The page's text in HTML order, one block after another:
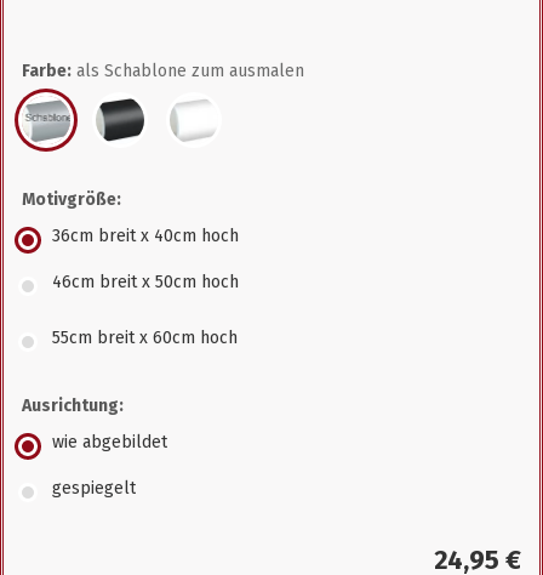
Farbe: als Schablone zum ausmalen
Motivgröße:
36cm breit x 40cm hoch
46cm breit x 50cm hoch
55cm breit x 60cm hoch
Ausrichtung:
wie abgebildet
gespiegelt
24,95 €